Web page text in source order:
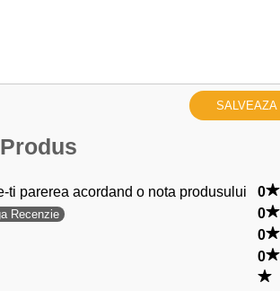
SALVEAZA
ti parerea acordand o nota produsului
Recenzie
0
0
0
0